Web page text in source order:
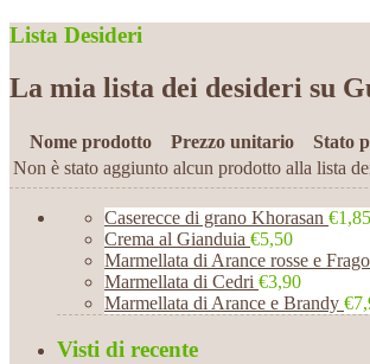
Lista Desideri
La mia lista dei desideri su
Nome prodotto Prezzo unitario
Stato
Non è stato aggiunto alcun prodotto alla lista
Caserecce di grano Khorasan €1,85
Crema al Gianduia €5,50
Marmellata di Arance rosse e
Marmellata di Cedri €3,90
Marmellata di Arance e Brandy
Visti di recente